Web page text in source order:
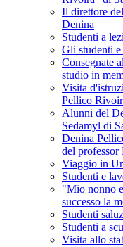
Il direttore
Denina
Studenti a
Gli studenti
Consegnate
studio in
Visita
Pellico
Alunni del
Sedamyl di
Denina
del
Viaggio in
Studenti e
"Mio nonno
successo la
Studenti
Studenti a
Visita allo